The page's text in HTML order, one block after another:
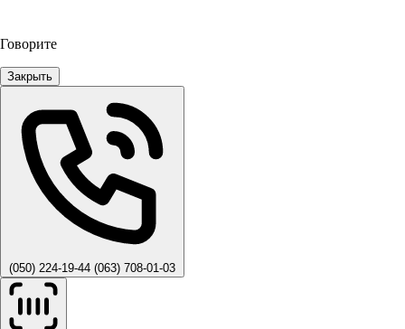
Говорите
Закрыть
(050) 224-19-44 (063) 708-01-03